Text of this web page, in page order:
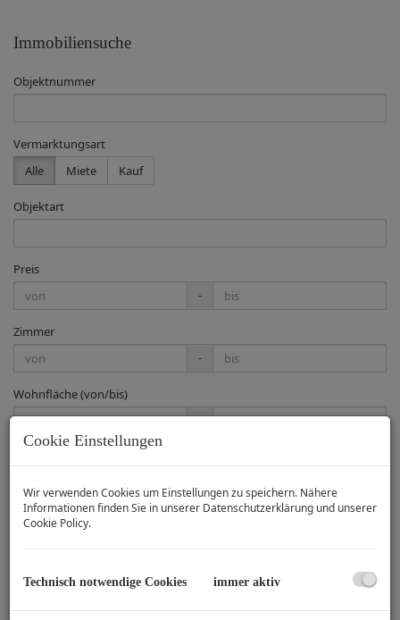
Immobiliensuche
Objektnummer
Vermarktungsart
Alle
Miete Kauf
Objektart
Preis
-
Zimmer
-
Wohnfläche (von/bis)
-
Weitere Suchoptionen
Filter zurücksetzen
1 2 3 4
5
Standardsortierung ×
Cookie Einstellungen
Wir verwenden Cookies um Einstellungen zu speichern. Nähere
Informationen finden Sie in unserer Datenschutzerklärung und unserer
Cookie Policy.
Technisch notwendige Cookies immer aktiv